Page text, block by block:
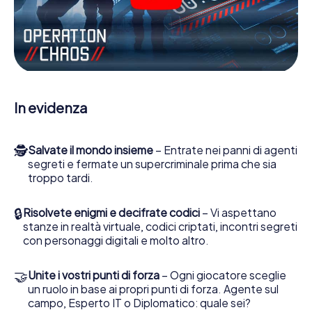
Lavori insieme con una squadra, origli le spie nemiche e
porti gli ufficiali di collegamento dalla sua parte. In questo
Escape Game a Râmnicu Sărat lei e la sua squadra dovete
essere pronti a fermare i cattivi. A differenza di James
la sua squadra sarete immortalati nel punteggio più alto
del Râmnicu Sărat e avrete accesso alla vostra personale
suoi biglietti nel mondo dello spionaggio e degli agenti
segreti e trasformi Râmnicu Sărat in un'Escape Room
all'aperto!
In evidenza
🕵Salvate il mondo insieme – Entrate nei panni di agenti
segreti e fermate un supercriminale prima che sia
troppo tardi.
🔒Risolvete enigmi e decifrate codici – Vi aspettano
stanze in realtà virtuale, codici criptati, incontri segreti
con personaggi digitali e molto altro.
🤝Unite i vostri punti di forza – Ogni giocatore sceglie
un ruolo in base ai propri punti di forza. Agente sul
campo, Esperto IT o Diplomatico: quale sei?